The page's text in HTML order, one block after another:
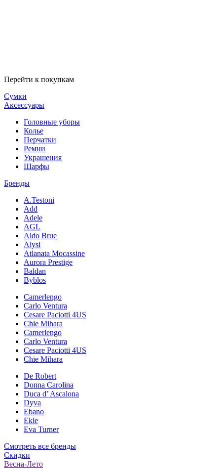
Перейти к покупкам
Сумки
Аксессуары
Головные уборы
Колье
Перчатки
Ремни
Украшения
Шарфы
Бренды
A.Testoni
Add
Adele
AGL
Aldo Brue
Alysi
Atlanata Mocassine
Aurora Prestige
Baldan
Byblos
Camerlengo
Carlo Ventura
Cesare Paciotti 4US
Chie Mihara
Camerlengo
Carlo Ventura
Cesare Paciotti 4US
Chie Mihara
De Robert
Donna Carolina
Duca d’ Ascalona
Dyva
Ebano
Ekle
Eva Turner
Смотреть все бренды
Скидки
Весна-Лето